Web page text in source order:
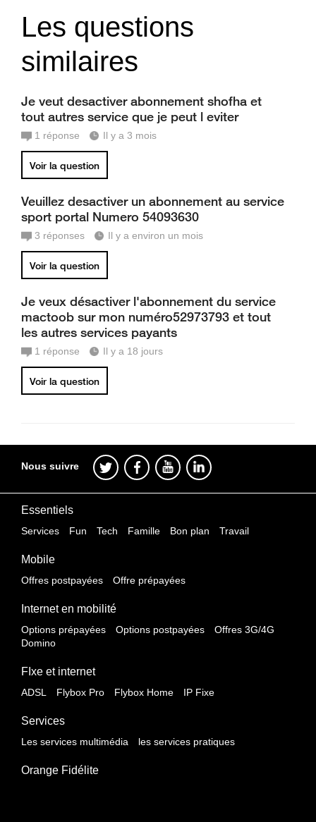
Les questions
similaires
Je veut desactiver abonnement shofha et
tout autres service que je peut l eviter
1 réponse Il y a 3 mois
Voir la question
Veuillez desactiver un abonnement au service
sport portal Numero 54093630
3 réponses Il y a environ un mois
Voir la question
Je veux désactiver l'abonnement du service
mactoob sur mon numéro52973793 et tout
les autres services payants
1 réponse Il y a 18 jours
Voir la question
Nous suivre
Essentiels
Services Fun Tech Famille Bon plan Travail
Mobile
Offres postpayées Offre prépayées
Internet en mobilité
Options prépayées Options postpayées
Offres 3G/4G
Domino
FIxe et internet
ADSL Flybox Pro Flybox Home IP Fixe
Services
Les services multimédia les services pratiques
Orange Fidélite